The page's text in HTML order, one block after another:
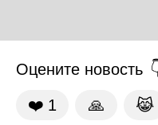
Оцените новость
❤️ 1 🙏 😹